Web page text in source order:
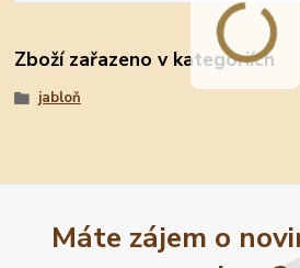
Zboží zařazeno v kategoriích
jabloň
Máte zájem o